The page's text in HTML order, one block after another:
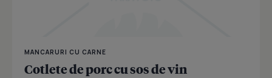
MANCARURI CU CARNE
Cotlete de porc cu sos de vin